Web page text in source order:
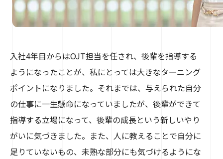
入社4年目からはOJT担当を任され、後輩を指導する
ようになったことが、私にとっては大きなターニング
ポイントになりました。それまでは、与えられた自分
の仕事に一生懸命になっていましたが、後輩ができて
指導する立場になって、後輩の成長という新しいやり
がいに気づきました。また、人に教えることで自分に
足りていないもの、未熟な部分にも気づけるようにな